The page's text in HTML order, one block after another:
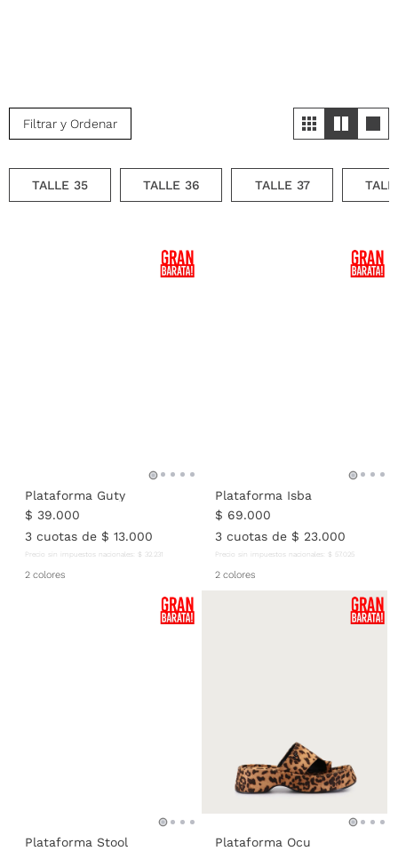
Filtrar y Ordenar
TALLE 35 TALLE 36 TALLE 37
Plataforma Guty
$ 39.000
3cuotas de $ 13.000
Precio sin impuestos nacionales: $ 32. 231
2 colores
Plataforma Isba
$ 69.000
3cuotas de $ 23.000
Precio sin impuestos nacionales: $ 57 .025
2 colores
Plataforma Stool
Plataforma Ocu